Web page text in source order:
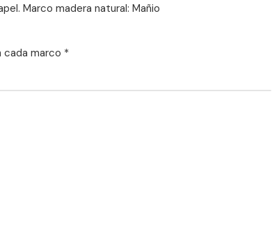
Marco madera natural: Mañio
cada marco *